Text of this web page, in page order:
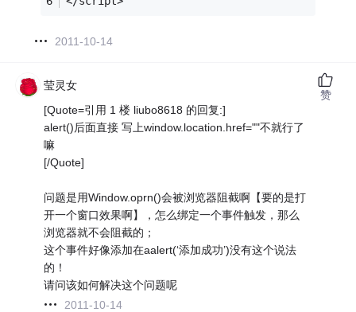
2011-10-14
莹灵女
[Quote=引用 1 楼 liubo8618 的回复:]
alert()后面直接 写上window.location.href=""不就行了
嘛
[/Quote]
问题是用Window.oprn()会被浏览器阻截啊【要的是打
开一个窗口效果啊】，怎么绑定一个事件触发，那么
浏览器就不会阻截的；
这个事件好像添加在aalert(‘添加成功’)没有这个说法
的！
请问该如何解决这个问题呢
2011-10-14
赞